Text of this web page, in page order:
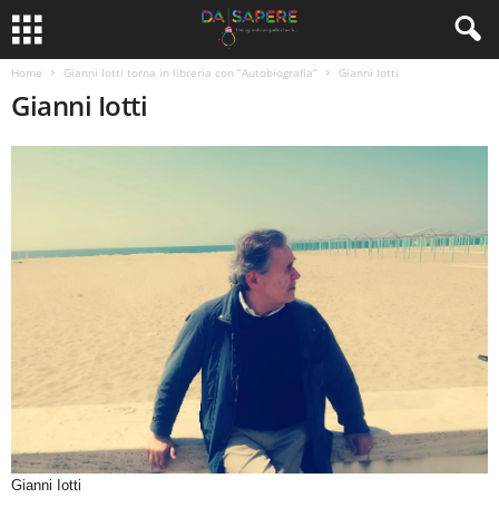
Home Gianni Iotti torna in libreria con “Autobiografia” Gianni Iotti
Gianni Iotti
Gianni Iotti